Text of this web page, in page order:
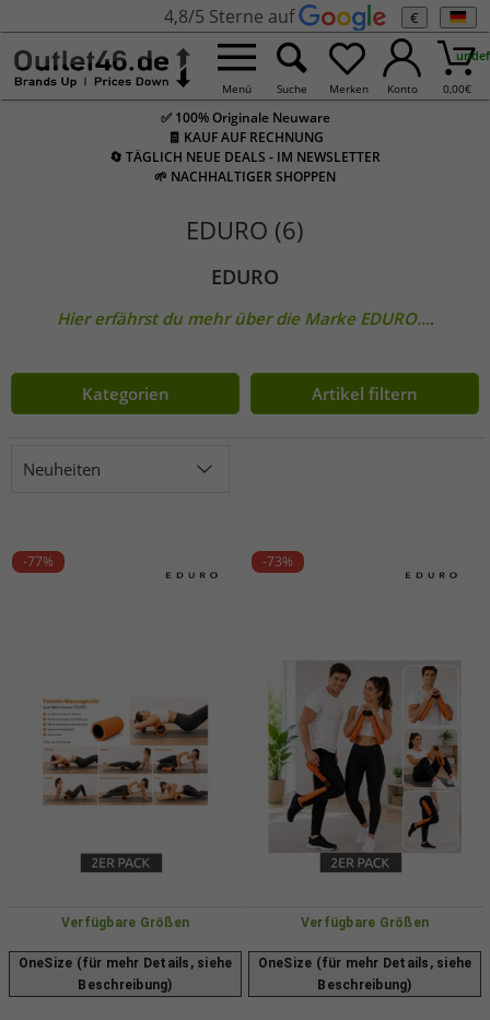
4,8/5 Sterne auf €
Menü Suche Merken Konto 0,00€
✅ 100% Originale Neuware
🧾 KAUF AUF RECHNUNG
🔄 TÄGLICH NEUE DEALS - IM NEWSLETTER
🌱 NACHHALTIGER SHOPPEN
EDURO (6)
EDURO
Hier erfährst du mehr über die Marke EDURO....
Kategorien Artikel filtern
Neuheiten
-77%
Verfügbare Größen
OneSize (für mehr Details, siehe
Beschreibung)
-73%
Verfügbare Größen
OneSize (für mehr Details, siehe
Beschreibung)